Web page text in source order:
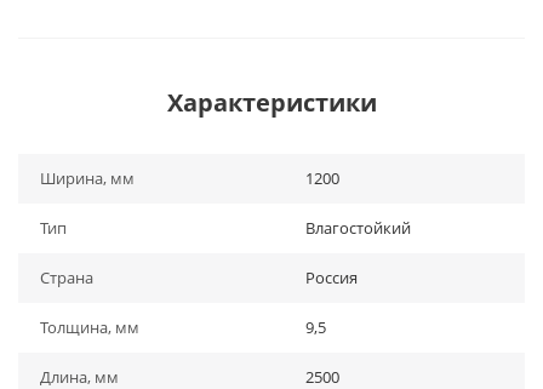
Характеристики
Ширина, мм 1200
Тип Влагостойкий
Страна Россия
Толщина, мм 9,5
Длина, мм 2500